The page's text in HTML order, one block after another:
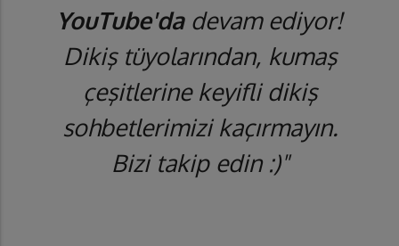
YouTube'dadevam ediyor!
Dikiş tüyolarından, kumaş
çeşitlerine keyifli dikiş
sohbetlerimizi kaçırmayın.
Bizi takip edin :)"